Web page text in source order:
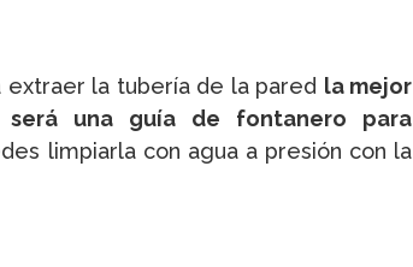
la tubería de la pared la mejor
será una guía de fontanero para
limpiarla con agua a presión con la